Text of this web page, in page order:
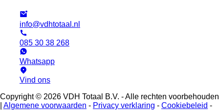
info@vdhtotaal.nl
085 30 38 268
Whatsapp
Vind ons
Copyright © 2026 VDH Totaal B.V. - Alle rechten voorbehouden
Algemene voorwaarden - Privacy verklaring - Cookiebeleid -